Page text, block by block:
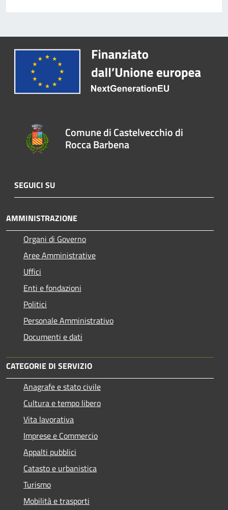
Comune di Castelvecchio di
Rocca Barbena
SEGUICI SU
AMMINISTRAZIONE
Organi di Governo
Aree Amministrative
Uffici
Enti e fondazioni
Politici
Personale Amministrativo
Documenti e dati
CATEGORIE DI SERVIZIO
Anagrafe e stato civile
Cultura e tempo libero
Vita lavorativa
Imprese e Commercio
Appalti pubblici
Catasto e urbanistica
Turismo
Mobilità e trasporti